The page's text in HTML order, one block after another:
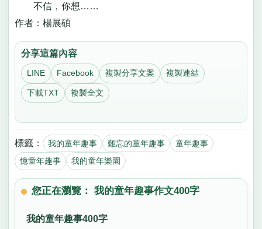
不信，你想……
作者：楊展碩
分享這篇內容
LINE Facebook 複製分享文案 複製連結
下載TXT 複製全文
標籤： 我的童年趣事 難忘的童年趣事
童年趣事
憶童年趣事
我的童年樂園
您正在瀏覽： 我的童年趣事作文400字
我的童年趣事400字